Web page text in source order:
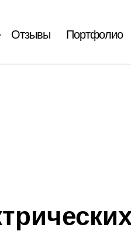
Портфолио
Отзывы